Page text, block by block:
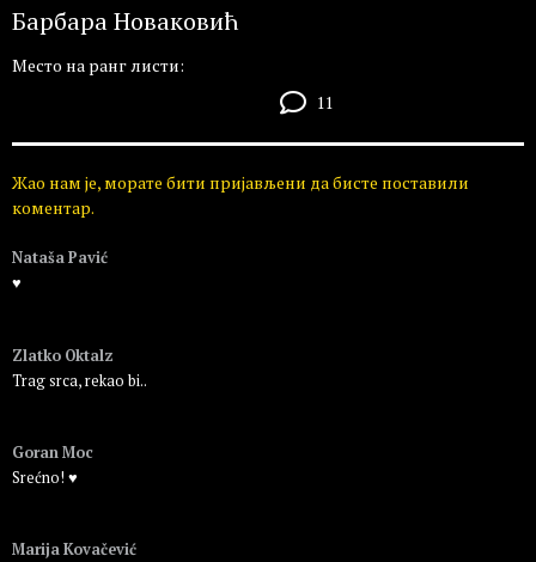
Барбара Новаковић
Место на ранг листи:
11
Жао нам је, морате бити пријављени да бисте поставили
коментар.
Nataša Pavić
♥️
Zlatko Oktalz
Trag srca, rekao bi..
Goran Moc
Srećno! ♥️
Marija Kovačević